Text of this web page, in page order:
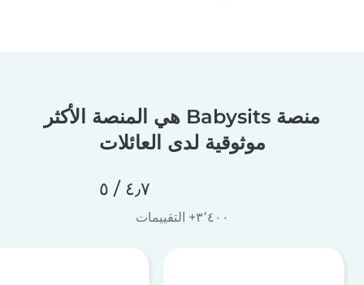
منصة Babysits هي المنصة الأكثر
موثوقية لدى العائلات
٤٫٧ / ٥
٣٬٤٠٠+ التقييمات